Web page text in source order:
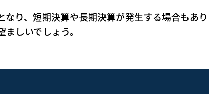
り、短期決算や長期決算が発生する場合もあ
しいでしょう。